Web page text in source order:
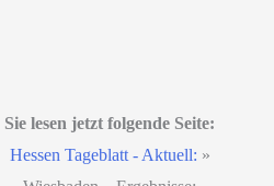
Sie lesen jetzt folgende Seite:
Hessen Tageblatt - Aktuell: »